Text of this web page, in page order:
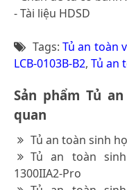
- Tài liệu HDSD
Tags: Tủ an toàn
LCB-0103B-B2, Tủ an
Sản phẩm Tủ
quan
Tủ an toàn sinh
Tủ an toàn
1300IIA2-Pro